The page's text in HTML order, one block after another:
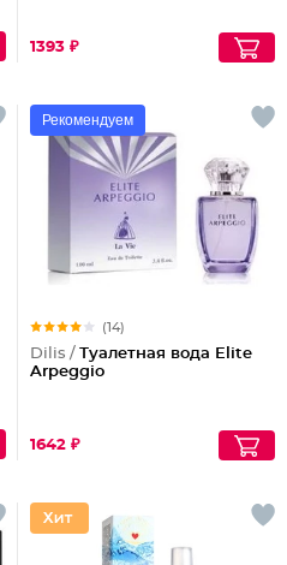
1393 ₽
Рекомендуем
(14)
Dilis / Туалетная вода Elite
Arpeggio
1642 ₽